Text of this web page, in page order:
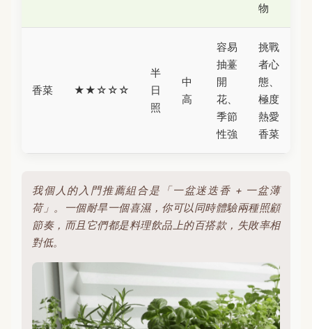
物
香菜 ★★☆☆☆
半
日
照
中
高
容易
抽薹
開
花、
季節
性強
挑戰
者心
態、
極度
熱愛
香菜
我個人的入門推薦組合是「一盆迷迭香 + 一盆薄
荷」。一個耐旱一個喜濕，你可以同時體驗兩種照顧
節奏，而且它們都是料理飲品上的百搭款，失敗率相
對低。